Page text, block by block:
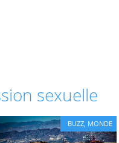
sexuelle
BUZZ MONDE